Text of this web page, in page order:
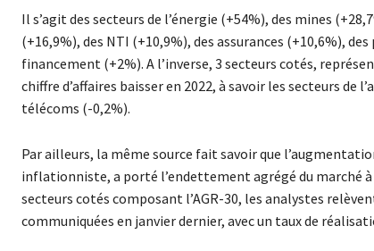
Il s’agit des secteurs de l’énergie (+54%), des mines
(+16,9%), des NTI (+10,9%), des assurances (+10,6%),
financement (+2%). A l’inverse, 3 secteurs cotés,
chiffre d’affaires baisser en 2022, à savoir les secteurs
télécoms (-0,2%).
Par ailleurs, la même source fait savoir que
inflationniste, a porté l’endettement agrégé du marché à
secteurs cotés composant l’AGR-30, les analystes
communiquées en janvier dernier, avec un taux de